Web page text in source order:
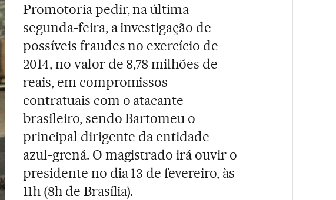
Promotoria pedir, na última
segunda-feira, a investigação de
possíveis fraudes no exercício de
2014, no valor de 8,78 milhões de
reais, em compromissos
contratuais com o atacante
brasileiro, sendo Bartomeu o
principal dirigente da entidade
azul-grená. O magistrado irá ouvir o
presidente no dia 13 de fevereiro, às
11h (8h de Brasília).